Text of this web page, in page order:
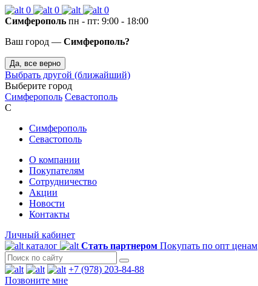
0 0
0
Симферополь пн - пт: 9:00 - 18:00
Ваш город — Симферополь?
Да, все верно
Выбрать другой (ближайший)
Выберите город
Симферополь Севастополь
С
Симферополь
Севастополь
О компании
Покупателям
Сотрудничество
Акции
Новости
Контакты
Личный кабинет
каталог
Стать партнером Покупать по опт ценам
+7 (978) 203-84-88
Позвоните мне